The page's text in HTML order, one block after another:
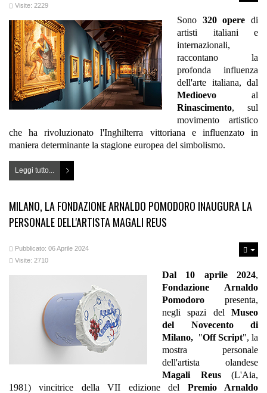
Visite: 2229
Sono 320 opere di
artisti italiani e
internazionali,
raccontano la
profonda influenza
dell'arte italiana, dal
Medioevo al
Rinascimento, sul
movimento artistico
che ha rivoluzionato l'Inghilterra vittoriana e influenzato in
maniera determinante la stagione europea del simbolismo.
Leggi tutto...
MILANO, LA FONDAZIONE ARNALDO POMODORO INAUGURA LA
PERSONALE DELL'ARTISTA MAGALI REUS
Pubblicato: 06 Aprile 2024
Visite: 2710
Dal 10 aprile 2024,
Fondazione Arnaldo
Pomodoro presenta,
negli spazi del Museo
del Novecento di
Milano, "Off Script", la
mostra personale
dell'artista olandese
Magali Reus(L'Aia,
1981) vincitrice della VII edizione del Premio Arnaldo